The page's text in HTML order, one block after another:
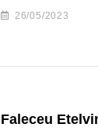
26/05/2023
Faleceu